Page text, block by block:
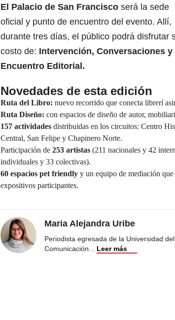
El Palacio de San Francisco será la sede
oficial y punto de encuentro del evento. Allí,
durante tres días, el público podrá disfrutar
costo de: Intervención, Conversaciones y
Encuentro Editorial.
Novedades de esta edición
Ruta del Libro: nuevo recorrido que conecta librerí
Ruta Diseño: con espacios de diseño de autor,
157 actividades distribuidas en los circuitos: Centro
Central, San Felipe y Chapinero Norte.
Participación de 253 artistas (211 nacionales y 42
individuales y 33 colectivas).
60 espacios pet friendly y un equipo de mediación
expositivos participantes.
Maria Alejandra Uribe
Periodista egresada de la Universidad
Comunicación... Leer más